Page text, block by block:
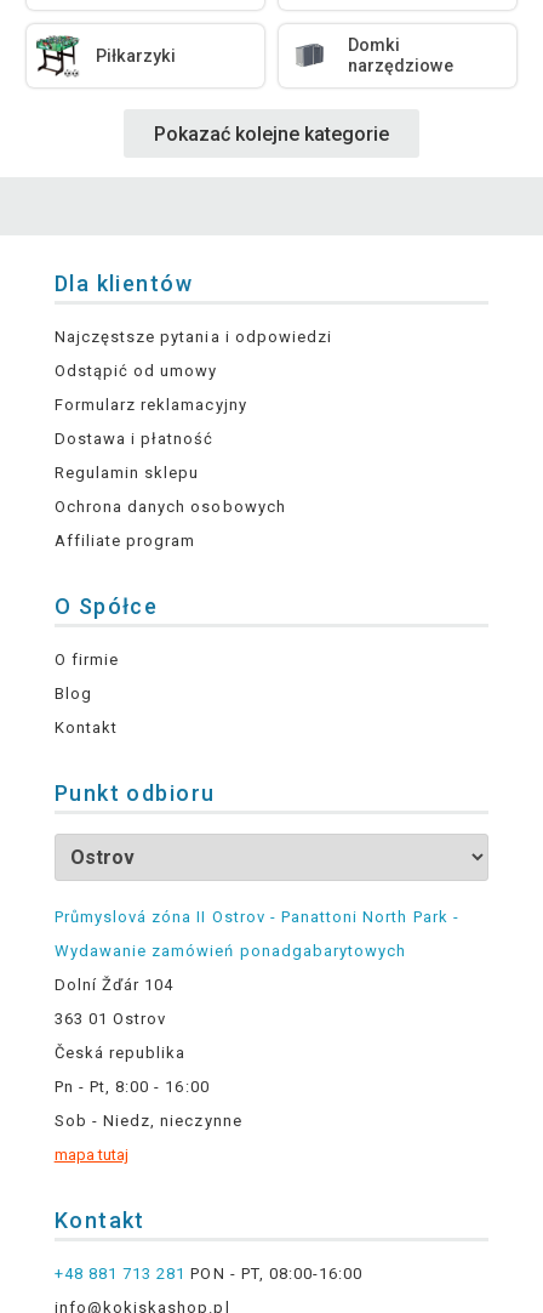
Piłkarzyki
Domki
narzędziowe
Pokazać kolejne kategorie
Dla klientów
Najczęstsze pytania i odpowiedzi
Odstąpić od umowy
Formularz reklamacyjny
Dostawa i płatność
Regulamin sklepu
Ochrona danych osobowych
Affiliate program
O Spółce
O firmie
Blog
Kontakt
Punkt odbioru
Průmyslová zóna II Ostrov - Panattoni North Park -
Wydawanie zamówień ponadgabarytowych
Dolní Žďár 104
363 01 Ostrov
Česká republika
Pn - Pt, 8:00 - 16:00
Sob - Niedz, nieczynne
mapa tutaj
Kontakt
+48 881 713 281 PON - PT, 08:00-16:00
info@kokiskashop.pl